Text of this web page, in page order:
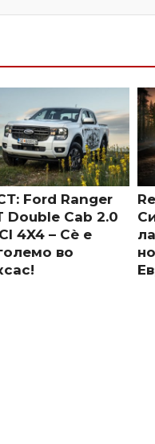
Ford Ranger
Double Cab 2.0
4X4 – Сè е
во